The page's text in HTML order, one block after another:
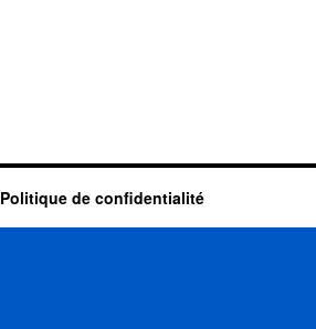
!
Politique de confidentialité